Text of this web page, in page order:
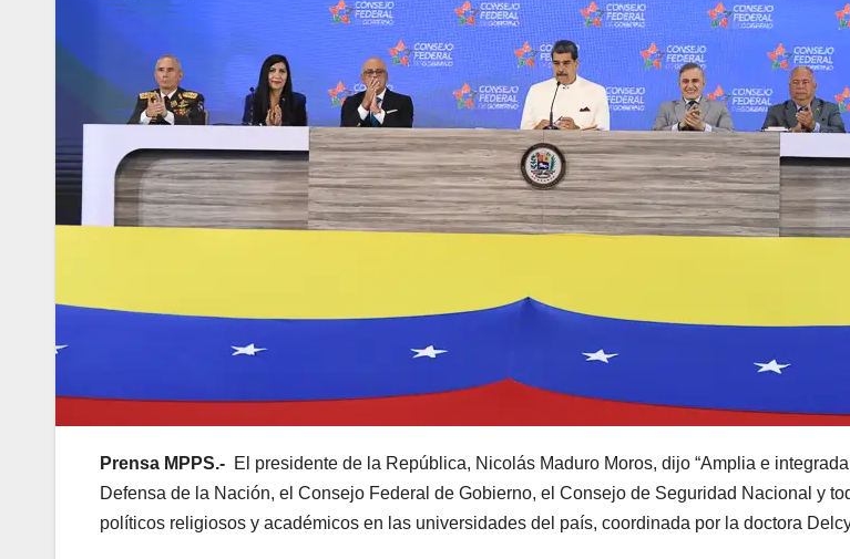
Prensa MPPS.- El presidente de la República, Nicolás Maduro Moros, dijo “Amplia e
Defensa de la Nación, el Consejo Federal de Gobierno, el Consejo de Seguridad Nacional y
políticos religiosos y académicos en las universidades del país, coordinada por la doctora